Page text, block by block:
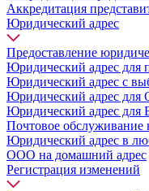
Аккредитация
Юридический адрес
Предоставление
Юридический адрес для
Юридический адрес с
Юридический адрес
Юридический адрес
Почтовое обслуживание
Юридический адрес в
ООО на домашний адрес
Регистрация изменений